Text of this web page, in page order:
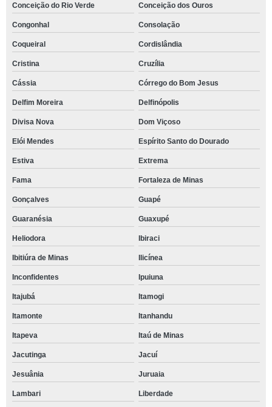
Conceição do Rio Verde Conceição dos Ouros
Congonhal Consolação
Coqueiral Cordislândia
Cristina Cruzília
Cássia Córrego do Bom Jesus
Delfim Moreira Delfinópolis
Divisa Nova Dom Viçoso
Elói Mendes Espírito Santo do Dourado
Estiva Extrema
Fama Fortaleza de Minas
Gonçalves Guapé
Guaranésia Guaxupé
Heliodora Ibiraci
Ibitiúra de Minas Ilicínea
Inconfidentes Ipuiuna
Itajubá Itamogi
Itamonte Itanhandu
Itapeva Itaú de Minas
Jacutinga Jacuí
Jesuânia Juruaia
Lambari Liberdade